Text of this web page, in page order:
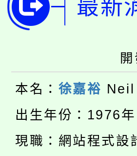
代理(課)教
「2026金融
生本土語及
公告本校
代理(課)教
公告本校
代理(課)教
轉知中國文
《TA101》
淨零綠生活
最新
本名： 徐嘉裕
出生年份：1976年
現職：網站程式設